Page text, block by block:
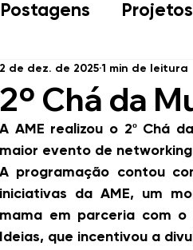
Projetos
2º Chá da
2 de dez. de 2025 1 min de leitura
A AME realizou o 2º Chá
maior evento de
A programação contou
iniciativas da AME, um
mama em parceria com o
Ideias, que incentivou a